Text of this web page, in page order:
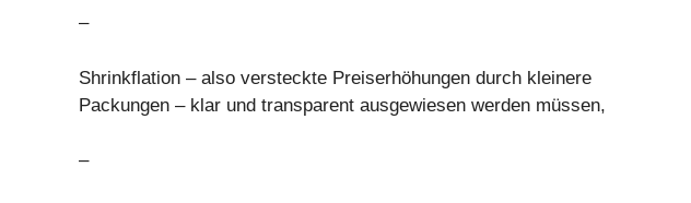
–
Shrinkflation – also versteckte Preiserhöhungen durch kleinere
Packungen – klar und transparent ausgewiesen werden müssen,
–